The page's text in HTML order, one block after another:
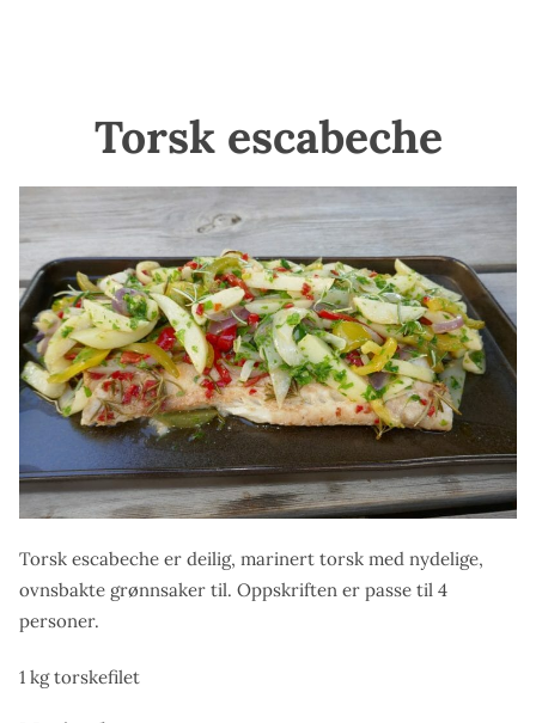
Torsk escabeche
Torsk escabeche er deilig, marinert torsk med nydelige,
ovnsbakte grønnsaker til. Oppskriften er passe til 4
personer.
1 kg torskefilet